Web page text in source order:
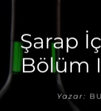
Şarap
Bölüm
Yazar: